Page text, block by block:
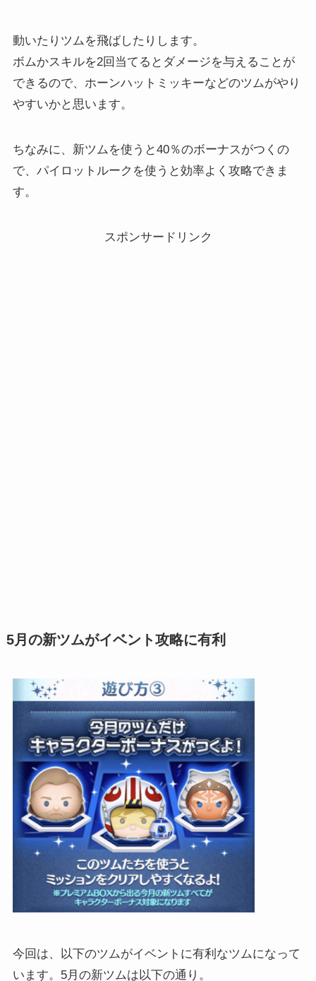
動いたりツムを飛ばしたりします。
ボムかスキルを2回当てるとダメージを与えることが
できるので、ホーンハットミッキーなどのツムがやり
やすいかと思います。
ちなみに、新ツムを使うと40％のボーナスがつくの
で、パイロットルークを使うと効率よく攻略できま
す。
スポンサードリンク
5月の新ツムがイベント攻略に有利
今回は、以下のツムがイベントに有利なツムになって
います。5月の新ツムは以下の通り。